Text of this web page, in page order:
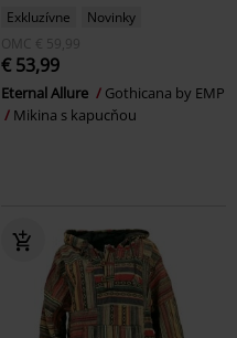
Exkluzívne
Novinky
OMC € 59,99
€ 53,99
Eternal Allure
Gothicana by EMP
Mikina s kapucňou